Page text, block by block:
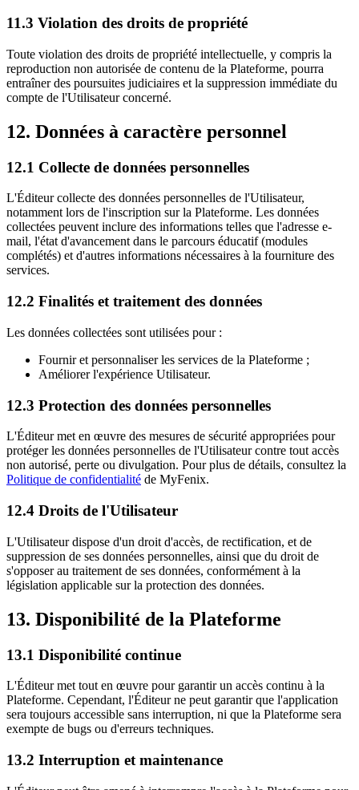
11.3 Violation des droits de propriété
Toute violation des droits de propriété intellectuelle, y compris la
reproduction non autorisée de contenu de la Plateforme, pourra
entraîner des poursuites judiciaires et la suppression immédiate du
compte de l'Utilisateur concerné.
12. Données à caractère personnel
12.1 Collecte de données personnelles
L'Éditeur collecte des données personnelles de l'Utilisateur,
notamment lors de l'inscription sur la Plateforme. Les données
collectées peuvent inclure des informations telles que l'adresse e-
mail, l'état d'avancement dans le parcours éducatif (modules
complétés) et d'autres informations nécessaires à la fourniture des
services.
12.2 Finalités et traitement des données
Les données collectées sont utilisées pour :
Fournir et personnaliser les services de la Plateforme ;
Améliorer l'expérience Utilisateur.
12.3 Protection des données personnelles
L'Éditeur met en œuvre des mesures de sécurité appropriées pour
protéger les données personnelles de l'Utilisateur contre tout accès
non autorisé, perte ou divulgation. Pour plus de détails, consultez la
Politique de confidentialité de MyFenix.
12.4 Droits de l'Utilisateur
L'Utilisateur dispose d'un droit d'accès, de rectification, et de
suppression de ses données personnelles, ainsi que du droit de
s'opposer au traitement de ses données, conformément à la
législation applicable sur la protection des données.
13. Disponibilité de la Plateforme
13.1 Disponibilité continue
L'Éditeur met tout en œuvre pour garantir un accès continu à la
Plateforme. Cependant, l'Éditeur ne peut garantir que l'application
sera toujours accessible sans interruption, ni que la Plateforme sera
exempte de bugs ou d'erreurs techniques.
13.2 Interruption et maintenance